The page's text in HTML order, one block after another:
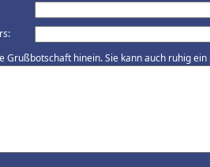
Grußbotschaft hinein. Sie kann auch ruhig